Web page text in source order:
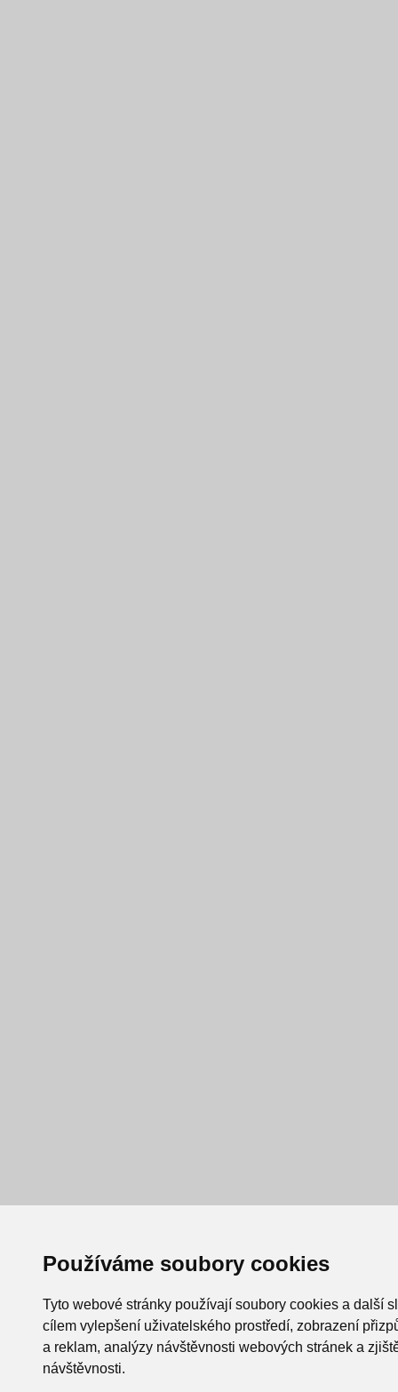
Používáme soubory cookies
Tyto webové stránky používají soubory cookies a další
cílem vylepšení uživatelského prostředí, zobrazení
a reklam, analýzy návštěvnosti webových stránek a
návštěvnosti.